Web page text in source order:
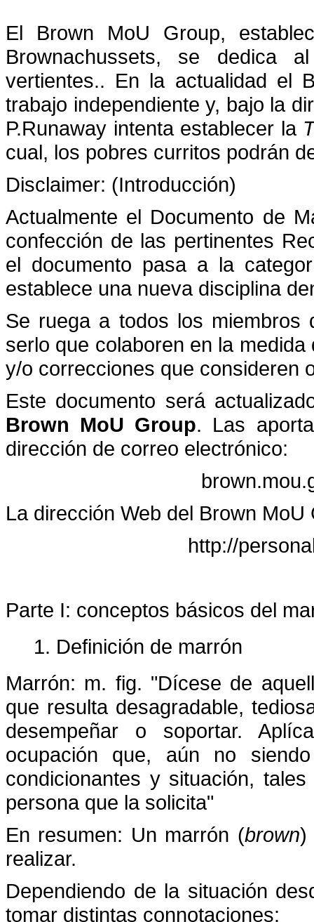
El Brown MoU Group,
Brownachussets, se dedica
vertientes.. En la actualidad el
trabajo independiente y, bajo la
P.Runaway intenta establecer la
cual, los pobres curritos podrán
Disclaimer: (Introducción)
Actualmente el Documento de
confección de las pertinentes
el documento pasa a la
establece una nueva disciplina
Se ruega a todos los miembros
serlo que colaboren en la
y/o correcciones que consideren
Este documento será
Brown MoU Group. Las
dirección de correo electrónico:
La dirección Web del Brown MoU
http://
Parte I: conceptos básicos del
1. Definición de marrón
Marrón: m. fig. "Dícese de
que resulta desagradable,
desempeñar o soportar.
ocupación que, aún no
condicionantes y situación,
persona que la solicita"
En resumen: Un marrón (brown)
realizar.
Dependiendo de la situación
tomar distintas connotaciones: